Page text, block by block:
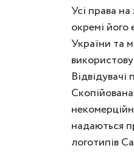
Усі права
окремі
України та
надаються
логотипів